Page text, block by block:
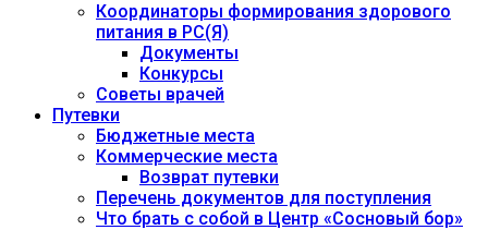
Координаторы формирования здорового
питания в РС(Я)
Документы
Конкурсы
Советы врачей
Путевки
Бюджетные места
Коммерческие места
Возврат путевки
Перечень документов для поступления
Что брать с собой в Центр «Сосновый бор»